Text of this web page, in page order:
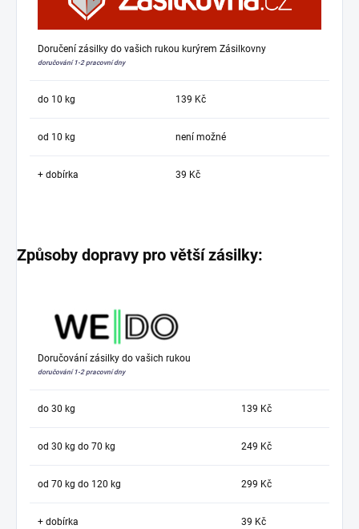
Doručení zásilky do vašich rukou kurýrem Zásilkovny
doručování 1-2 pracovní dny
do 10 kg 139 Kč
od 10 kg není možné
+ dobírka 39 Kč
Způsoby dopravy pro větší zásilky:
Doručování zásilky do vašich rukou
doručování 1-2 pracovní dny
do 30 kg 139 Kč
od 30 kg do 70 kg 249 Kč
od 70 kg do 120 kg 299 Kč
+ dobírka 39 Kč